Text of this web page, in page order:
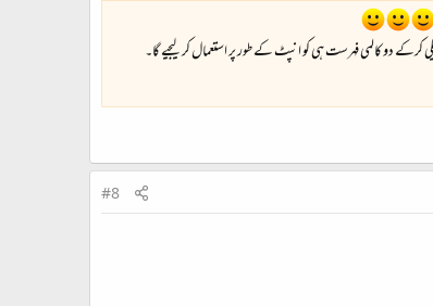
کرکے دو کالمی فہرست ہی کو انپٹ کے طور پر استعمال کر لیجیے گا۔
#8